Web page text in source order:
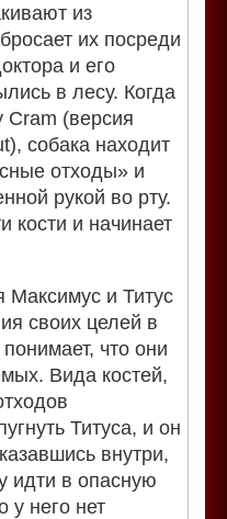
из
их посреди
и его
в лесу. Когда
Cram (версия
собака находит
отходы» и
рукой во рту.
кости и начинает
Максимус и Титус
своих целей в
что они
Вида костей,
Титуса, и он
внутри,
идти в опасную
у него нет